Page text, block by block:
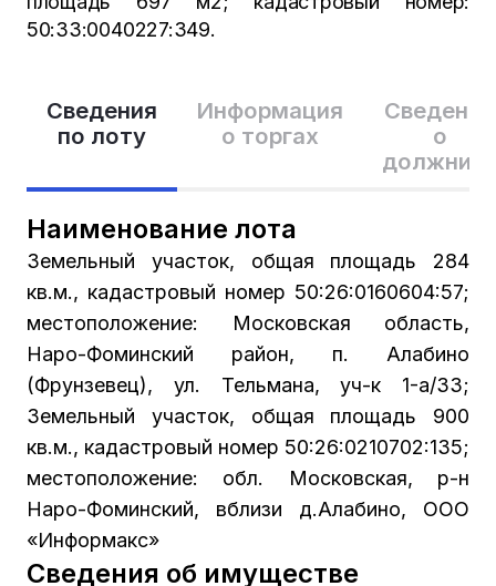
Сведения
по лоту
Информация
о торгах
Сведения
о
Наименование лота
Земельный участок, общая площадь 284
кв.м., кадастровый номер 50:26:0160604:57;
местоположение: Московская область,
Наро-Фоминский район, п. Алабино
(Фрунзевец), ул. Тельмана, уч-к 1-а/33;
Земельный участок, общая площадь 900
кв.м., кадастровый номер 50:26:0210702:135;
местоположение: обл. Московская, р-н
Наро-Фоминский, вблизи д.Алабино, ООО
«Информакс»
Сведения об имуществе
50:33:0040227:349.